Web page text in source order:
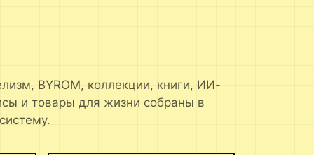
BYROM, коллекции, книги, ИИ-
и товары для жизни собраны в